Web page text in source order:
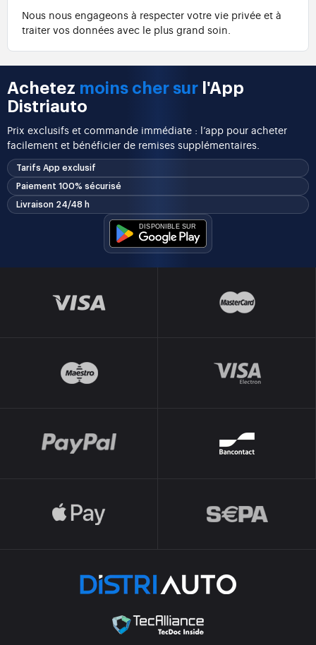
Nous nous engageons à respecter votre vie privée et à
traiter vos données avec le plus grand soin.
Achetez moins cher sur l'App
Distriauto
Prix exclusifs et commande immédiate : l’app pour acheter
facilement et bénéficier de remises supplémentaires.
Tarifs App exclusif
Paiement 100% sécurisé
Livraison 24/48 h